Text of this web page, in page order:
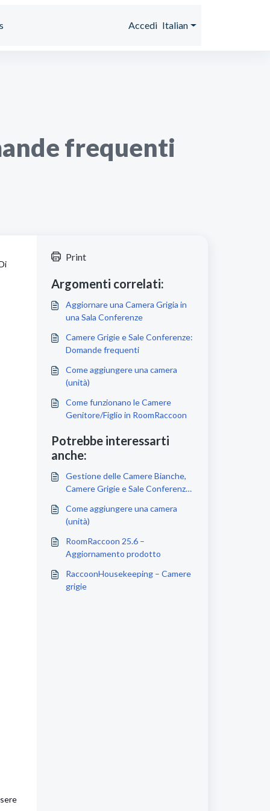
Accedi Italian
frequenti
Print
Argomenti correlati:
Aggiornare una Camera Grigia in
una Sala Conferenze
Camere Grigie e Sale Conferenze:
Domande frequenti
Come aggiungere una camera
(unità)
Come funzionano le Camere
Genitore/Figlio in RoomRaccoon
Potrebbe interessarti
anche:
Gestione delle Camere Bianche,
Camere Grigie e Sale Conferenze
Come aggiungere una camera
(unità)
RoomRaccoon 25.6 –
Aggiornamento prodotto
RaccoonHousekeeping – Camere
grigie